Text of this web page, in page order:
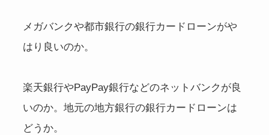
メガバンクや都市銀行の銀行カードローンがや
はり良いのか。
楽天銀行やPayPay銀行などのネットバンクが良
いのか。地元の地方銀行の銀行カードローンは
どうか。